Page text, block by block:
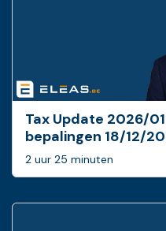
Tax Update 2026/
bepalingen 18/12/
2 uur 25 minuten